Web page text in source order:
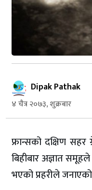
Dipak Pathak
४ चैत्र २०७३, शुक्रबार
फ्रान्सको दक्षिण सहर
बिहीबार अज्ञात
भएको प्रहरीले